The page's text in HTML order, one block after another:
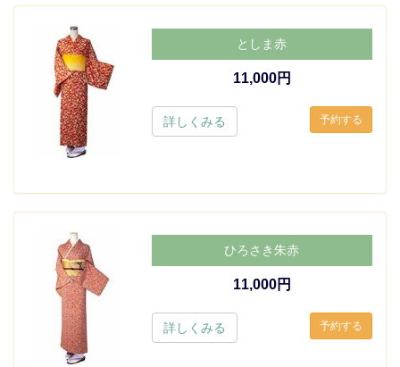
としま赤
11,000円
詳しくみる
ひろさき朱赤
11,000円
詳しくみる